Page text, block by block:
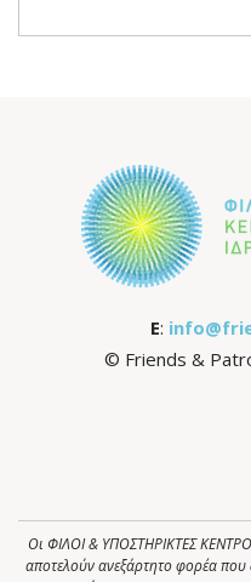
E:
© Friends &
Οι ΦΙΛΟΙ & ΥΠΟΣΤΗΡΙΚΤΕΣ
αποτελούν ανεξάρτητο φορέα που